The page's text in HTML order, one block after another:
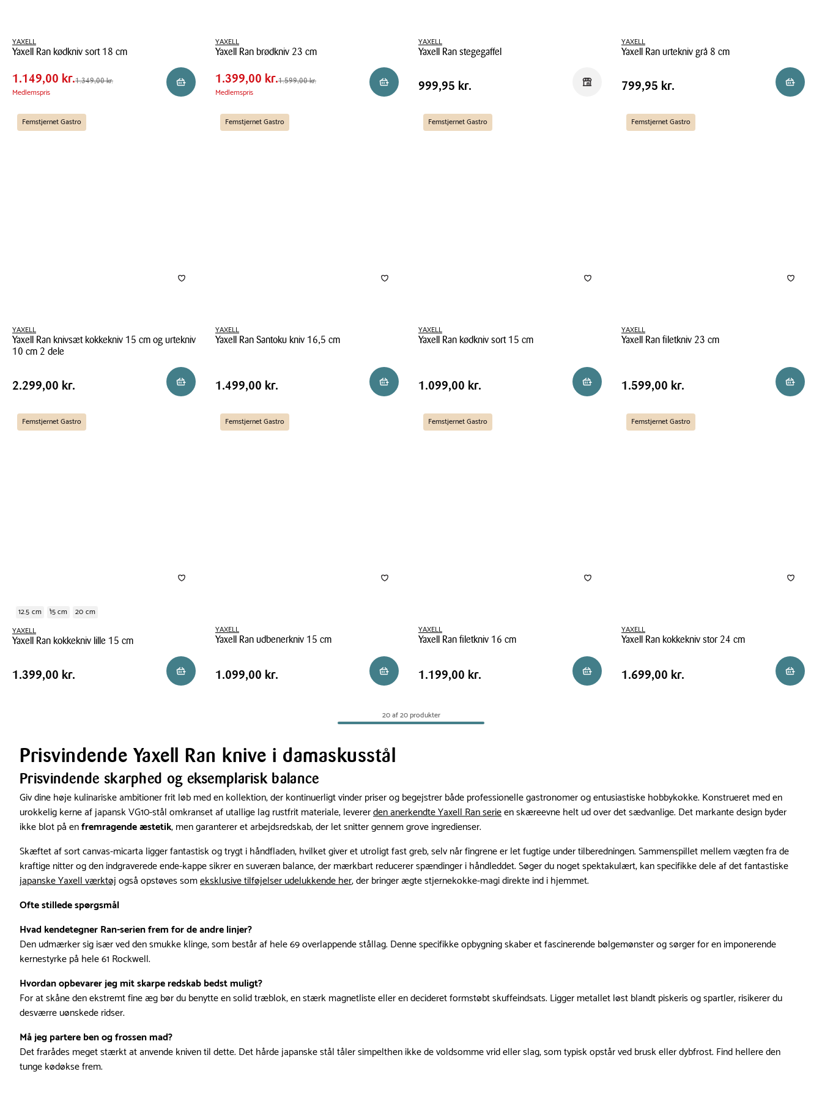
YAXELL
Yaxell Ran kødkniv sort 18 cm
Yaxell
Ran
sort
18
Pris
tabel
Pris
1.149,00 kr.
Førpris 1.349,00 kr.
1.149,00 kr.1.349,00 kr.
Medlemspris
Reservér i butik
YAXELL
Yaxell Ran brødkniv 23 cm
Yaxell
Ran
23
cm
Pris
tabel
Pris
1.399,00 kr.
Førpris 1.599,00 kr.
1.399,00 kr.1.599,00 kr.
Medlemspris
Reservér i butik
YAXELL
Yaxell Ran stegegaffel
Ran
Pris
Pris 999,95 kr.
999,95 kr. Reservér i butik
YAXELL
Yaxell Ran urtekniv grå 8 cm
Ran
grå
Pris
Pris 799,95 kr.
799,95 kr.
Femstjernet Gastro
YAXELL
Yaxell Ran knivsæt kokkekniv 15 cm og urtekniv
10 cm 2 dele
Ran
kokkekniv
15
Pris
Pris 2.299,00 kr.
2.299,00 kr. Reservér i butik
Femstjernet Gastro
YAXELL
Yaxell Ran Santoku kniv 16,5 cm
Santoku
16,5
cm
Pris
Pris 1.499,00 kr.
1.499,00 kr. Reservér i butik
Femstjernet Gastro
YAXELL
Yaxell Ran kødkniv sort 15 cm
kødkniv
cm
Pris
Pris 1.099,00 kr.
1.099,00 kr. Reservér i butik
Femstjernet Gastro
YAXELL
Yaxell Ran filetkniv 23 cm
filetkniv
cm
Pris
Pris 1.599,00 kr.
1.599,00 kr.
Femstjernet Gastro
12.5 cm 15 cm
20 cm
YAXELL
Yaxell Ran kokkekniv lille 15 cm
Ran
Pris
Pris 1.399,00 kr.
1.399,00 kr. Reservér i butik
Femstjernet Gastro
YAXELL
Yaxell Ran udbenerkniv 15 cm
Ran
Pris
Pris 1.099,00 kr.
1.099,00 kr. Reservér i butik
Femstjernet Gastro
YAXELL
Yaxell Ran filetkniv 16 cm
Ran
cm
Pris
Pris 1.199,00 kr.
1.199,00 kr. Reservér i butik
Femstjernet Gastro
YAXELL
Yaxell Ran kokkekniv stor 24 cm
Ran
Pris
Pris 1.699,00 kr.
1.699,00 kr.
20 af 20 produkter
Prisvindende Yaxell Ran knive i damaskusstål
Prisvindende skarphed og eksemplarisk balance
Giv dine høje kulinariske ambitioner frit løb med en kollektion, der kontinuerligt vinder priser og begejstrer både professionelle gastronomer og entusiastiske hobbykokke. Konstrueret med en
urokkelig kerne af japansk VG10-stål omkranset af utallige lag rustfrit materiale, levererden anerkendte Yaxell Ran serieen skæreevne helt ud over det sædvanlige. Det markante design byder
ikke blot på enfremragende æstetik, men garanterer et arbejdsredskab, der let snitter gennem grove ingredienser.
Skæftet af sort canvas-micarta ligger fantastisk og trygt i håndfladen, hvilket giver et utroligt fast greb, selv når fingrene er let fugtige under tilberedningen. Sammenspillet mellem vægten fra de
kraftige nitter og den indgraverede ende-kappe sikrer en suveræn balance, der mærkbart reducerer spændinger i håndleddet. Søger du noget spektakulært, kan specifikke dele af det fantastiske
japanske Yaxell værktøjogså opstøves someksklusive tilføjelser udelukkende her, der bringer ægte stjernekokke-magi direkte ind i hjemmet.
Ofte stillede spørgsmål
Hvad kendetegner Ran-serien frem for de andre linjer?
Den udmærker sig især ved den smukke klinge, som består af hele 69 overlappende stållag. Denne specifikke opbygning skaber et fascinerende bølgemønster og sørger for en imponerende
kernestyrke på hele 61 Rockwell.
Hvordan opbevarer jeg mit skarpe redskab bedst muligt?
For at skåne den ekstremt fine æg bør du benytte en solid træblok, en stærk magnetliste eller en decideret formstøbt skuffeindsats. Ligger metallet løst blandt piskeris og spartler, risikerer du
desværre uønskede ridser.
Må jeg partere ben og frossen mad?
Det frarådes meget stærkt at anvende kniven til dette. Det hårde japanske stål tåler simpelthen ikke de voldsomme vrid eller slag, som typisk opstår ved brusk eller dybfrost. Find hellere den
tunge kødøkse frem.